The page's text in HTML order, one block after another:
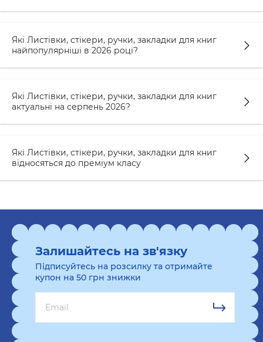
Які Листівки, стікери, ручки, закладки для книг
найпопулярніші в 2026 році?
Які Листівки, стікери, ручки, закладки для книг
актуальні на серпень 2026?
Які Листівки, стікери, ручки, закладки для книг
відносяться до преміум класу
Залишайтесь на зв'язку
Підписуйтесь на розсилку та отримайте
купон на 50 грн знижки